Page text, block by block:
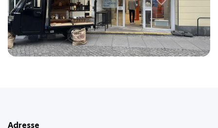
Adresse